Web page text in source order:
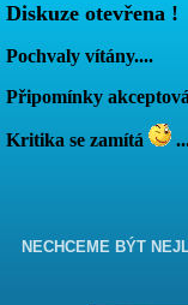
Diskuze otevřena !
Pochvaly vítány....
Připomínky
Kritika se zamítá
NECHCEME BÝT